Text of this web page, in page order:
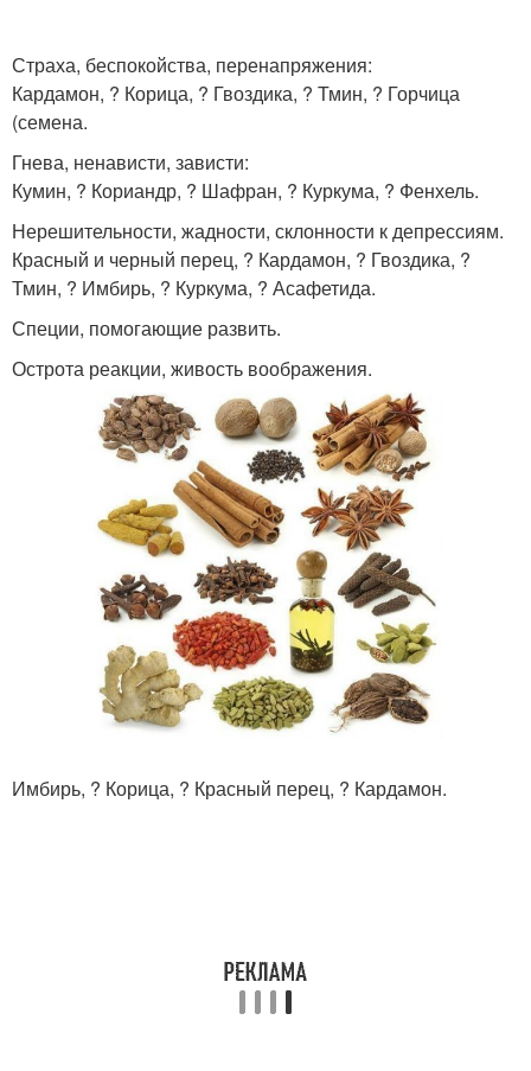
Страха, беспокойства, перенапряжения:
Кардамон, ? Корица, ? Гвоздика, ? Тмин, ? Горчица
(семена.
Гнева, ненависти, зависти:
Кумин, ? Кориандр, ? Шафран, ? Куркума, ? Фенхель.
Нерешительности, жадности, склонности к депрессиям.
Красный и черный перец, ? Кардамон, ? Гвоздика, ?
Тмин, ? Имбирь, ? Куркума, ? Асафетида.
Специи, помогающие развить.
Острота реакции, живость воображения.
Имбирь, ? Корица, ? Красный перец, ? Кардамон.